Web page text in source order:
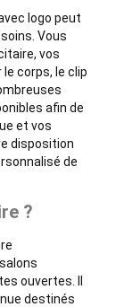
logo peut
Vous
vos
corps, le clip
afin de
et vos
disposition
de
?
ouvertes. Il
destinés